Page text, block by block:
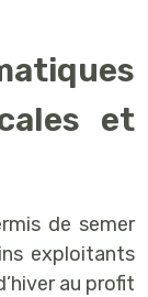
et
de semer
exploitants
au profit